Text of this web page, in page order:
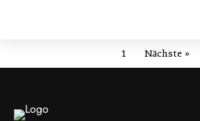
1 Nächste »